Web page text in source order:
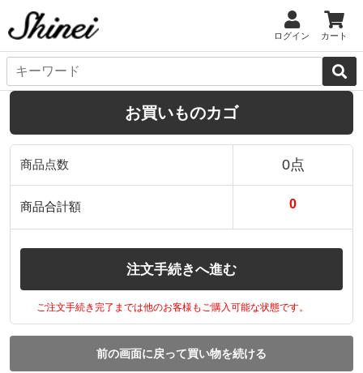
ログイン カート
お買いものカゴ
商品点数 0点
商品合計額 0
注文手続きへ進む
ご注文手続き完了までは他のお客様もご購入可能な状態です。
前の画面に戻って買い物を続ける